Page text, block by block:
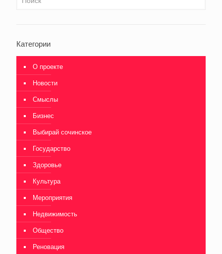
Категории
О проекте
Новости
Смыслы
Бизнес
Выбирай сочинское
Государство
Здоровье
Культура
Мероприятия
Недвижимость
Общество
Реновация